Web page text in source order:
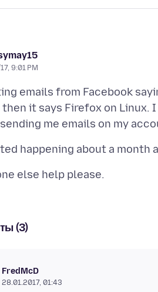
9:01 PM
emails from Facebook
it says Firefox on Linux.
(3)
FredMcD
28.01.2017, 01:43